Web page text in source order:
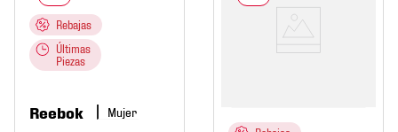
Rebajas
Últimas
Piezas
Reebok Mujer